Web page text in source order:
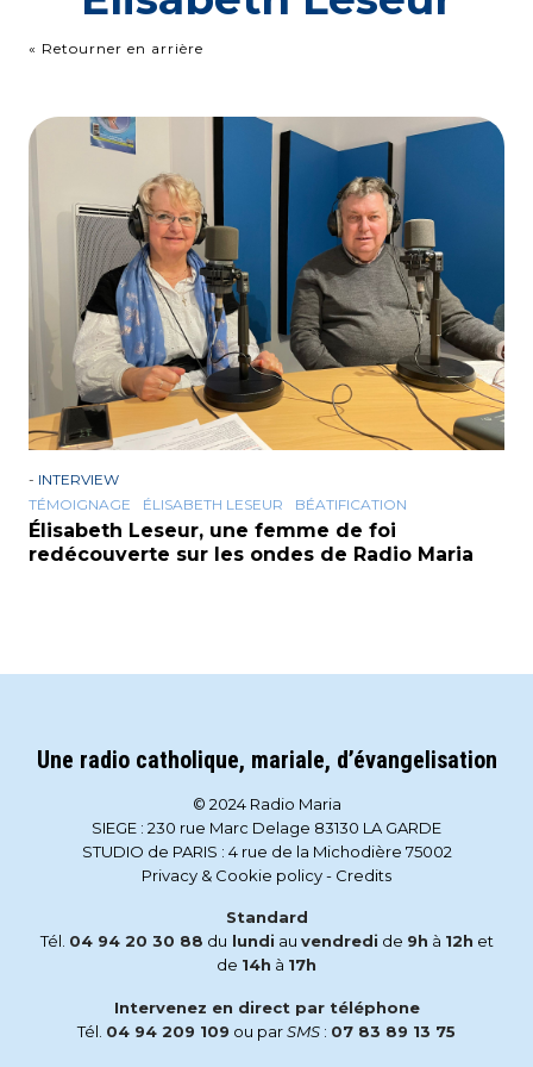
« Retourner en arrière
- INTERVIEW
TÉMOIGNAGE
ÉLISABETH LESEUR BÉATIFICATION
Élisabeth Leseur, une femme de foi
redécouverte sur les ondes de Radio Maria
Une radio catholique, mariale, d’évangelisation
© 2024 Radio Maria
SIEGE : 230 rue Marc Delage 83130 LA GARDE
STUDIO de PARIS : 4 rue de la Michodière 75002
Privacy & Cookie policy- Credits
Standard
Tél. 04 94 20 30 88 du lundi au vendredi de 9h à 12h et
de 14h à 17h
Intervenez en direct par téléphone
Tél. 04 94 209 109 ou parSMS : 07 83 89 13 75